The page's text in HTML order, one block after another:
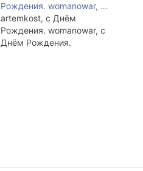
Рождения. womanowar, …
artemkost, с Днём
Рождения. womanowar, с
Днём Рождения.